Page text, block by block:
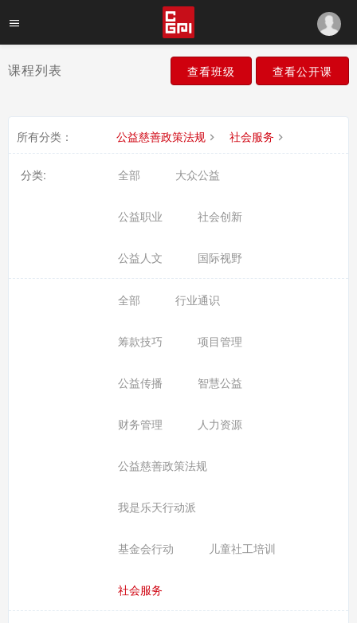
课程列表 查看班级 查看公开课
所有分类： 公益慈善政策法规 社会服务
分类: 全部 大众公益
公益职业 社会创新
公益人文 国际视野
全部 行业通识
筹款技巧 项目管理
公益传播 智慧公益
财务管理 人力资源
公益慈善政策法规
我是乐天行动派
基金会行动 儿童社工培训
社会服务